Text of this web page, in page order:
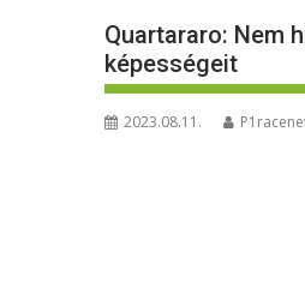
Quartararo: Nem
képességeit
2023.08.11.